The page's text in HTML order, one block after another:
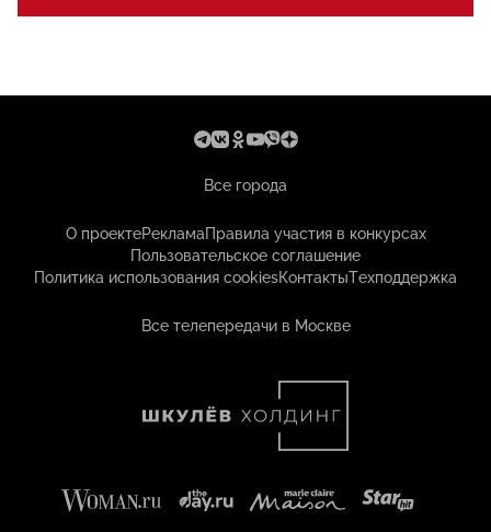
Все города
О проектеРекламаПравила участия в конкурсах
Пользовательское соглашение
Политика использования cookiesКонтактыТехподдержка
Все телепередачи в Москве